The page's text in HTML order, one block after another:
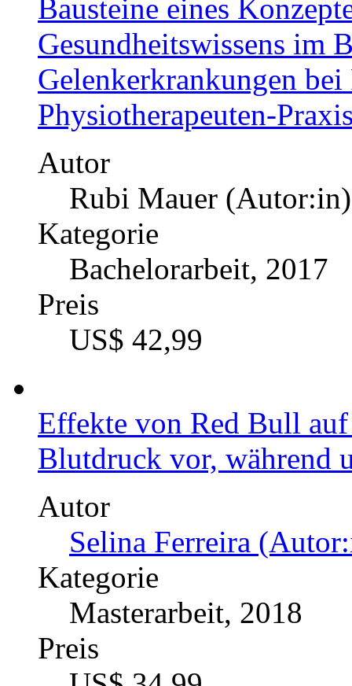
Betriebliches
Sparkasseninstituten in
Organisation
Autor
Alexander Oster
Kategorie
Masterarbeit, 2019
US$ 42,99
Motorische
Jugendlichen. Messung
Deutschen Motorik-